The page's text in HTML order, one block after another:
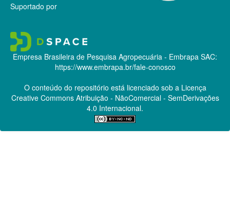
Suportado por
Empresa Brasileira de Pesquisa Agropecuária - Embrapa SAC:
https://www.embrapa.br/fale-conosco
O conteúdo do repositório está licenciado sob a Licença
Creative CommonsAtribuição - NãoComercial - SemDerivações
4.0 Internacional.